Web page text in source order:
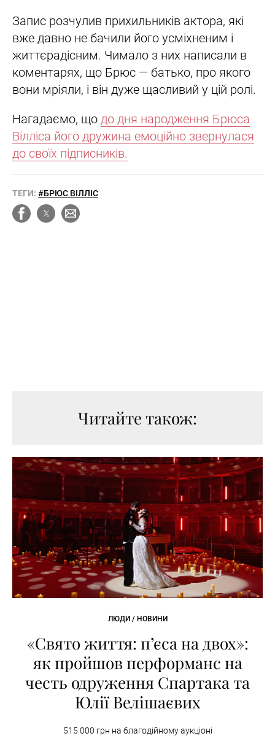
Запис розчулив прихильників актора, які
вже давно не бачили його усміхненим і
життєрадісним. Чимало з них написали в
коментарях, що Брюс — батько, про якого
вони мріяли, і він дуже щасливий у цій ролі.
Нагадаємо, що до дня народження Брюса
Вілліса його дружина емоційно звернулася
до своїх підписників.
ТЕГИ: #БРЮС ВІЛЛІС
Читайте також:
ЛЮДИ / НОВИНИ
«Свято життя: п’єса на двох»:
як пройшов перформанс на
честь одруження Спартака та
Юлії Велішаєвих
515 000 грн на благодійному аукціоні